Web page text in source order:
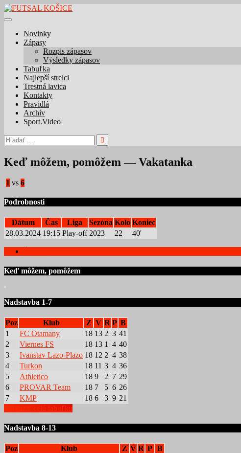
Skip
to
Novinky
Zápasy
Rozpis zápasov
Výsledky zápasov
Tabuľka
Najlepší strelci
Trestná lavica
Kontakty
Pravidlá
Archív
Sport.Video
Hľadať:
Keď môžem, pomôžem — Vakatanka
1 vs 6
Podrobnosti
Dátum Čas Liga Sezóna Kolo Koniec
28.03.2024 19:15 Play-off 2023 22 40'
Keď môžem, pomôžem
Nadstavba 1-7
Poz Klub Z V R P B
1
FC Otamany 18 13 2 3 41
2
Viernes FS 18 13 1 4 40
3
Ivanstav Lazo-Plazo 18 12 2 4 38
4
Turkon 18 11 3 4 36
5
Athletico 18 9 2 7 29
6
PROVAR Team 18 7 5 6 26
7
KMP 18 6 3 9 21
Zobraziť celú tabuľku
Nadstavba 8-13
Poz Klub Z V R P B